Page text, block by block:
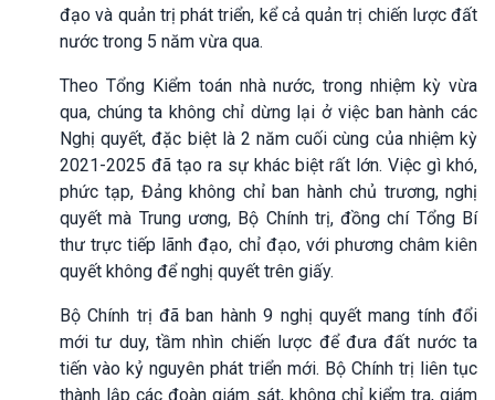
đạo và quản trị phát triển, kể cả quản trị chiến lược đất
nước trong 5 năm vừa qua.
Theo Tổng Kiểm toán nhà nước, trong nhiệm kỳ vừa
qua, chúng ta không chỉ dừng lại ở việc ban hành các
Nghị quyết, đặc biệt là 2 năm cuối cùng của nhiệm kỳ
2021-2025 đã tạo ra sự khác biệt rất lớn. Việc gì khó,
phức tạp, Đảng không chỉ ban hành chủ trương, nghị
quyết mà Trung ương, Bộ Chính trị, đồng chí Tổng Bí
thư trực tiếp lãnh đạo, chỉ đạo, với phương châm kiên
quyết không để nghị quyết trên giấy.
Bộ Chính trị đã ban hành 9 nghị quyết mang tính đổi
mới tư duy, tầm nhìn chiến lược để đưa đất nước ta
tiến vào kỷ nguyên phát triển mới. Bộ Chính trị liên tục
thành lập các đoàn giám sát, không chỉ kiểm tra, giám